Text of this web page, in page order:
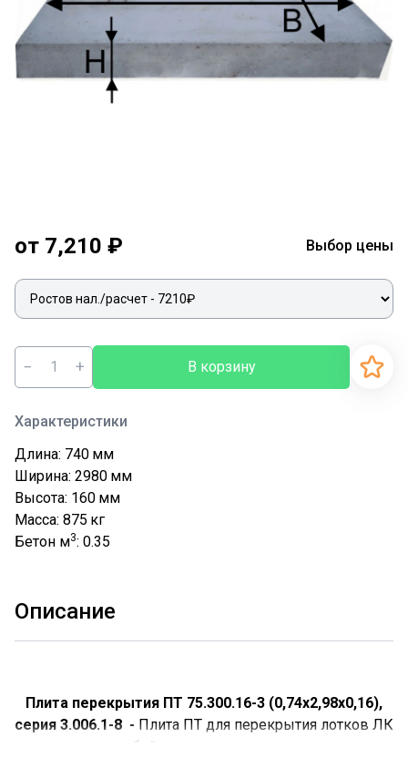
от 7,210 ₽ Выбор цены
− + В корзину
Характеристики
Длина: 740 мм
Ширина: 2980 мм
Высота: 160 мм
Масса: 875 кг
Бетон м3: 0.35
Описание
Плита перекрытия ПТ 75.300.16-3 (0,74х2,98х0,16),
серия 3.006.1-8 - Плита ПТ для перекрытия лотков ЛК
представляют собой специализированные